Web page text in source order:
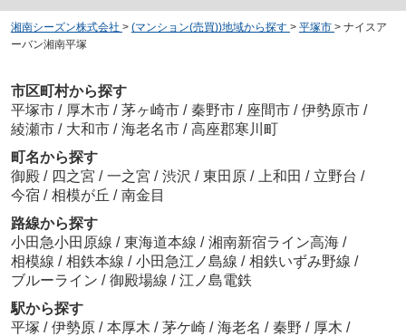
湘南シーズン株式会社 > (マンション(売買))地域から探す > 平塚市 > ナイスア
ーバン湘南平塚
市区町村から探す
平塚市 / 厚木市 / 茅ヶ崎市 / 秦野市 / 座間市 / 伊勢原市 /
綾瀬市 / 大和市 / 海老名市 / 高座郡寒川町
町名から探す
御殿 / 四之宮 / 一之宮 / 渋沢 / 東田原 / 上和田 / 立野台 /
今宿 / 相模が丘 / 南金目
路線から探す
小田急小田原線 / 東海道本線 / 湘南新宿ライン高海 /
相模線 / 相鉄本線 / 小田急江ノ島線 / 相鉄いずみ野線 /
ブルーライン / 御殿場線 / 江ノ島電鉄
駅から探す
平塚 / 伊勢原 / 本厚木 / 茅ケ崎 / 海老名 / 秦野 / 厚木 /